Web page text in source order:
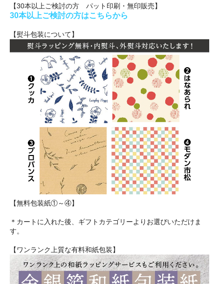
【30本以上ご検討の方 パット印刷・無印販売】
30本以上ご検討の方はこちらから
【熨斗包装について】
【無料包装紙①～④】
＊カートに入れた後、ギフトカテゴリーよりお選びいただけま
す。
【ワンランク上質な有料和紙包装】